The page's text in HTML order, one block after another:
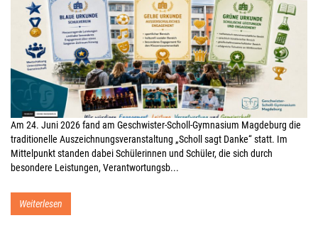
Am 24. Juni 2026 fand am Geschwister-Scholl-Gymnasium Magdeburg die
traditionelle Auszeichnungsveranstaltung „Scholl sagt Danke“ statt. Im
Mittelpunkt standen dabei Schülerinnen und Schüler, die sich durch
besondere Leistungen, Verantwortungsb...
Weiterlesen